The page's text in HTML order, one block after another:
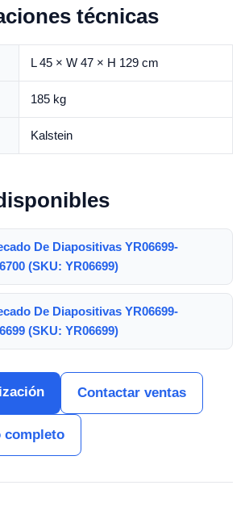
técnicas
L 45 × W 47 × H 129 cm
185 kg
Kalstein
De Diapositivas YR06699-
(SKU: YR06699)
De Diapositivas YR06699-
(SKU: YR06699)
Contactar ventas
completo